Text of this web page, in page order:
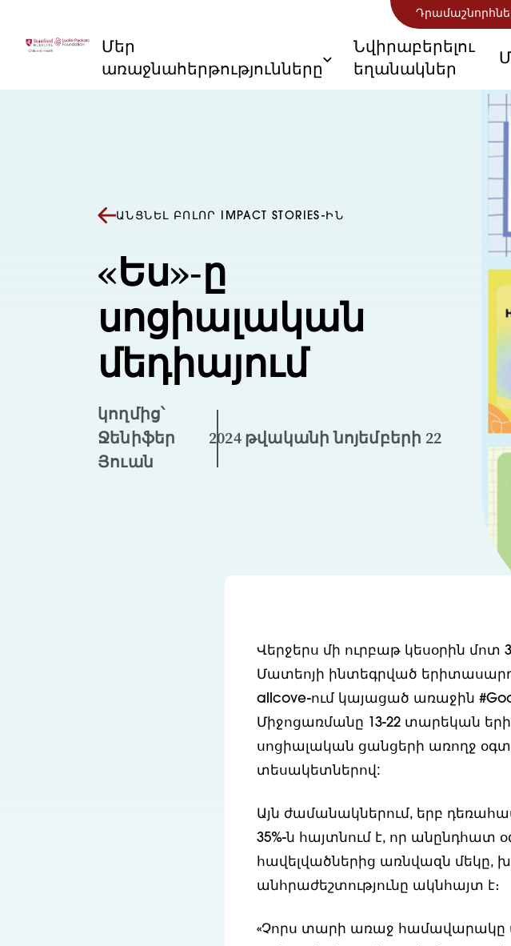
Մեր
առաջնահերթությունները
Նվիրաբերելու
եղանակներ
ԱՆՑՆԵԼ ԲՈԼՈՐ IMPACT STORIES-ԻՆ
«Ես»-ը
սոցիալական
մեդիայում
կողմից՝
Ջենիֆեր
Յուան
2024 թվականի նոյեմբերի 22
Վերջերս մի ուրբաթ կեսօրին
Մատեոյի ինտեգրված
allcove-ում կայացած առաջին
Միջոցառմանը 13-22 տարեկան
սոցիալական ցանցերի առողջ
տեսակետներով:
Այն ժամանակներում, երբ
35%-ն հայտնում է, որ
հավելվածներից առնվազն մեկը,
անհրաժեշտությունը ակնհայտ է։
«Չորս տարի առաջ համավարակը